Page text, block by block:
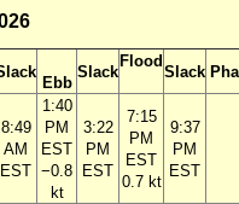
Ebb
Slack
Flood
Slack
8:49
AM
EST
1:40
PM
EST
−0.8
kt
3:22
PM
EST
7:15
PM
EST
0.7 kt
9:37
PM
EST